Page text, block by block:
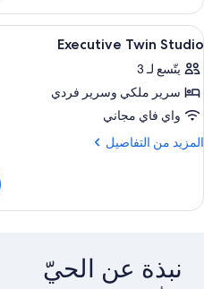
Executive
Studio
With
Bath
استعراض
جميع
صور
Executive
Twin
Studio
2
Executive Twin Studio
يتّسع لـ 3
سرير ملكي‫‬ وسرير فردي
واي فاي مجاني
المزيد من التفاصيل
المزيد
Executive
نبذة عن الحيّ